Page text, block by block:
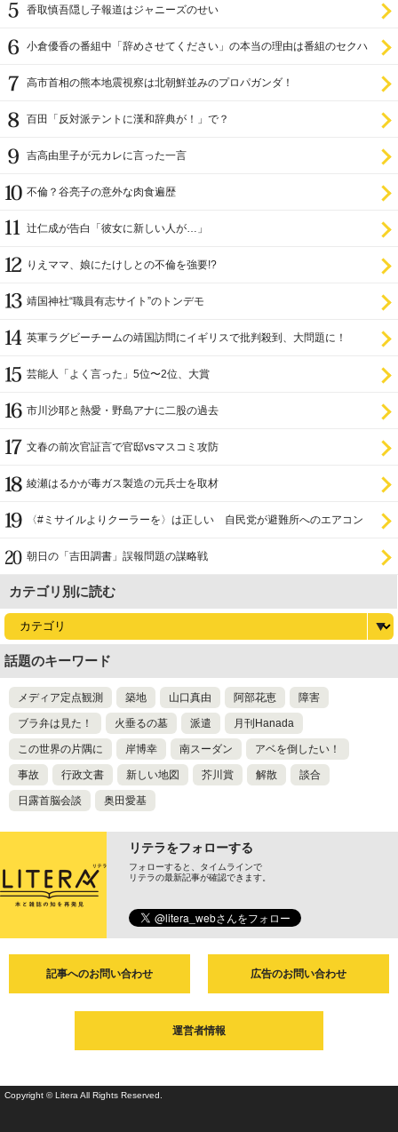
香取慎吾隠し子報道はジャニーズのせい
小倉優香の番組中「辞めさせてください」の本当の理由は番組のセクハ
高市首相の熊本地震視察は北朝鮮並みのプロパガンダ！
百田「反対派テントに漢和辞典が！」で？
吉高由里子が元カレに言った一言
不倫？谷亮子の意外な肉食遍歴
辻仁成が告白「彼女に新しい人が…」
りえママ、娘にたけしとの不倫を強要!?
靖国神社“職員有志サイト”のトンデモ
英軍ラグビーチームの靖国訪問にイギリスで批判殺到、大問題に！
芸能人「よく言った」5位〜2位、大賞
市川沙耶と熱愛・野島アナに二股の過去
文春の前次官証言で官邸vsマスコミ攻防
綾瀬はるかが毒ガス製造の元兵士を取材
〈#ミサイルよりクーラーを〉は正しい 自民党が避難所へのエアコン
朝日の「吉田調書」誤報問題の謀略戦
カテゴリ別に読む
話題のキーワード
メディア定点観測 築地 山口真由 阿部花恵 障害
ブラ弁は見た！ 火垂るの墓 派遣 月刊Hanada
この世界の片隅に 岸博幸 南スーダン アベを倒したい！
事故 行政文書 新しい地図 芥川賞 解散 談合
日露首脳会談 奥田愛基
リテラをフォローする
フォローすると、タイムラインで
リテラの最新記事が確認できます。
記事へのお問い合わせ 広告のお問い合わせ
運営者情報
Copyright © Litera All Rights Reserved.